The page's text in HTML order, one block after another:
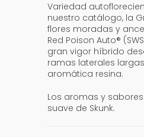
Variedad
nuestro catálogo, la
flores moradas y
Red Poison Auto®
gran vigor híbrido
ramas laterales
aromática resina.
Los aromas y
suave de Skunk.